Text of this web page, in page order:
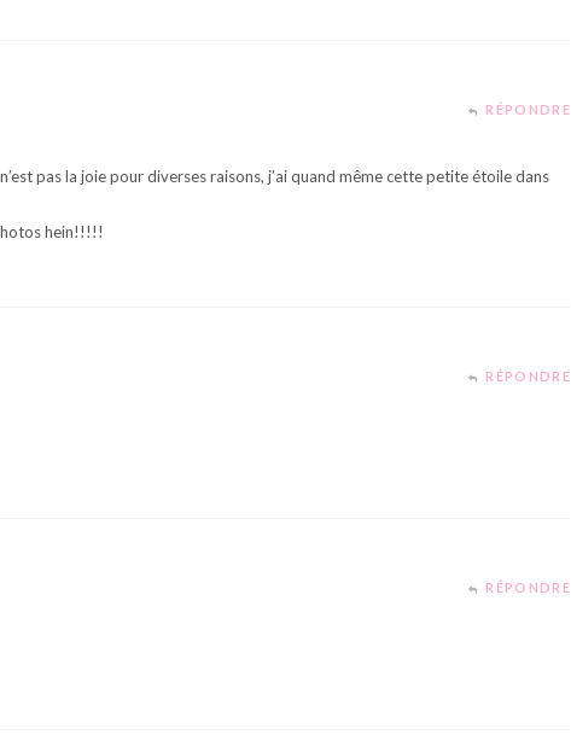
RÉPONDRE
pas la joie pour diverses raisons, j’ai quand même cette petite étoile dans
hein!!!!!
RÉPONDRE
RÉPONDRE